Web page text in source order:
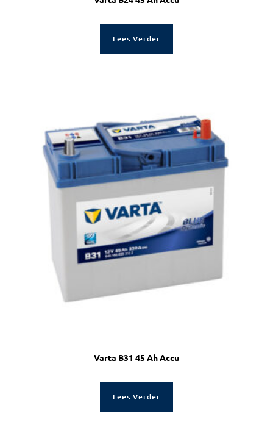
Lees Verder
Varta B31 45 Ah Accu
Lees Verder